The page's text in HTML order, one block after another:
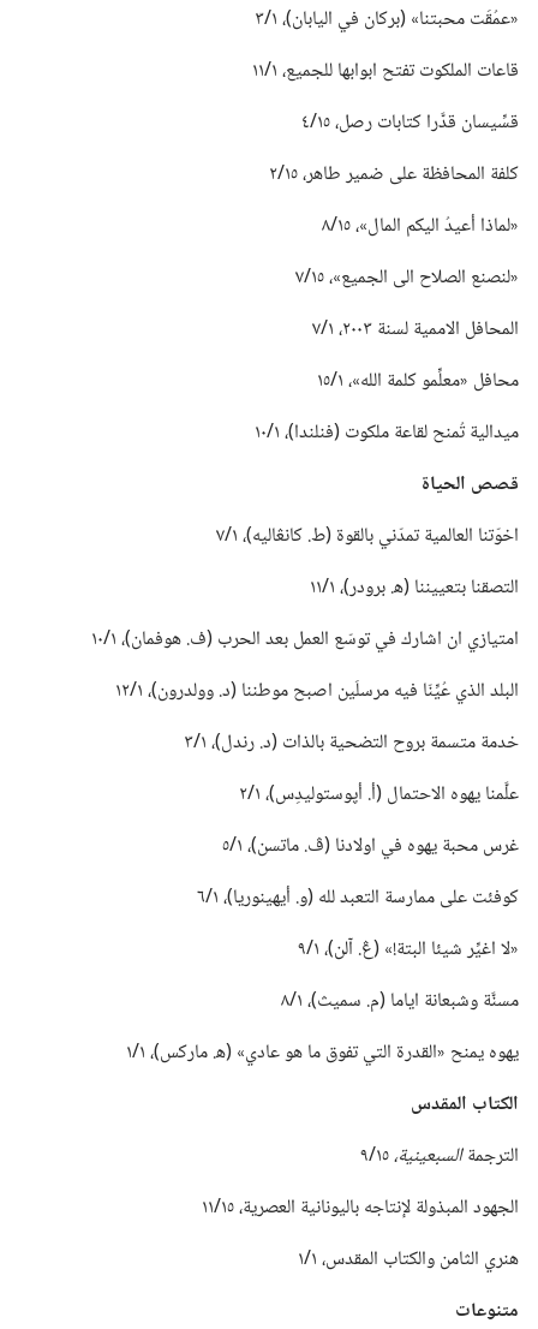
‏«عمُقَت محبتنا» (‏بركان في اليابان)‏،‏ ١/‏٣
قاعات الملكوت تفتح ابوابها للجميع،‏ ١/‏١١
قسِّيسان قدَّرا كتابات رصل،‏ ١٥/‏٤
كلفة المحافظة على ضمير طاهر،‏ ١٥/‏٢
‏«لماذا أعيدُ اليكم المال»،‏ ١٥/‏٨
‏«لنصنع الصلاح الى الجميع»،‏ ١٥/‏٧
المحافل الاممية لسنة ٢٠٠٣،‏ ١/‏٧
محافل «معلِّمو كلمة الله»،‏ ١/‏١٥
ميدالية تُمنح لقاعة ملكوت (‏فنلندا)‏،‏ ١/‏١٠
قصص الحياة
اخوّتنا العالمية تمدّني بالقوة (‏ط.‏ كانڠاليه)‏،‏ ١/‏٧
التصقنا بتعييننا (‏ه‍.‏ برودر)‏،‏ ١/‏١١
امتيازي ان اشارك في توسّع العمل بعد الحرب (‏ف.‏ هوفمان)‏،‏ ١/‏١٠
البلد الذي عُيِّنّا فيه مرسلَين اصبح موطننا (‏د.‏ وولدرون)‏،‏ ١/‏١٢
خدمة متسمة بروح التضحية بالذات (‏د.‏ رندل)‏،‏ ١/‏٣
علَّمنا يهوه الاحتمال (‏أ.‏ أپوستوليدِس)‏،‏ ١/‏٢
غرس محبة يهوه في اولادنا (‏ڤ.‏ ماتسن)‏،‏ ١/‏٥
كوفئت على ممارسة التعبد لله (‏و.‏ أيهينوريا)‏،‏ ١/‏٦
‏«لا اغيِّر شيئا البتة!‏» (‏ڠ.‏ آلن)‏،‏ ١/‏٩
مسنَّة وشبعانة اياما (‏م.‏ سميث)‏،‏ ١/‏٨
يهوه يمنح «القدرة التي تفوق ما هو عادي» (‏ه‍.‏ ماركس)‏،‏ ١/‏١
الكتاب المقدس
الترجمةالسبعينية،‏١٥/‏٩
الجهود المبذولة لإنتاجه باليونانية العصرية،‏ ١٥/‏١١
هنري الثامن والكتاب المقدس،‏ ١/‏١
متنوعات